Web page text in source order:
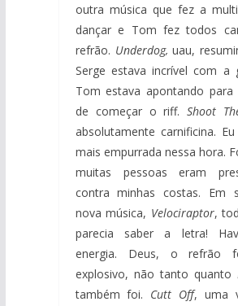
outra música que fez a
dançar e Tom fez todos
refrão. Underdog, uau,
Serge estava incrível com a
Tom estava apontando para
de começar o riff.Shoot
absolutamente carnificina.
mais empurrada nessa hora.
muitas pessoas eram
contra minhas costas. Em
nova música, Velociraptor,
parecia saber a letra!
energia. Deus, o refrão
explosivo, não tanto quanto
também foi. Cutt Off, uma